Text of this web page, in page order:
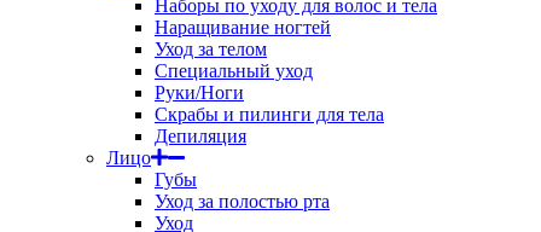
Наборы по уходу для волос и тела
Наращивание ногтей
Уход за телом
Специальный уход
Руки/Ноги
Скрабы и пилинги для тела
Депиляция
Лицо
Губы
Уход за полостью рта
Уход